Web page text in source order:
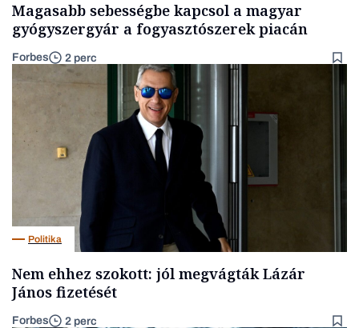
Magasabb sebességbe kapcsol a magyar
gyógyszergyár a fogyasztószerek piacán
Forbes 2 perc
Politika
Nem ehhez szokott: jól megvágták Lázár
János fizetését
Forbes 2 perc